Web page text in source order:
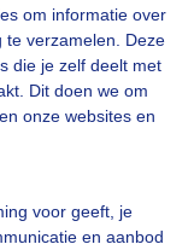
om informatie over
te verzamelen. Deze
die je zelf deelt met
Dit doen we om
onze websites en
voor geeft, je
en aanbod